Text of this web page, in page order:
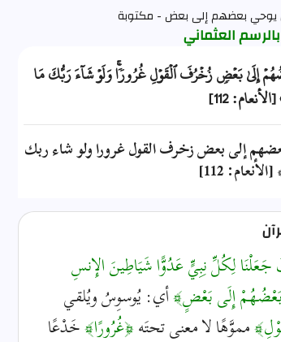
يوحي بعضهم إلى بعض - مكتوبة
بالرسم العثماني
إِلَىٰ بَعۡضٖ زُخۡرُفَ ٱلۡقَوۡلِ غُرُورٗاۚ وَلَوۡ شَآءَ رَبُّكَ مَا
112]
إلى بعض زخرف القول غرورا ولو شاء ربك
112]
لِكُلِّ نِبِيٍّ عَدُوًّا شَيَاطِينَ الإِنسِ
إِلَى بَعْضٍ﴾أي: يُوسوِسُ ويُلقي
مموَّهًا لا معنى تحتَه﴿غُرُورًا﴾خَدْعًا